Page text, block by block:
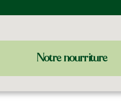
Notre nourriture